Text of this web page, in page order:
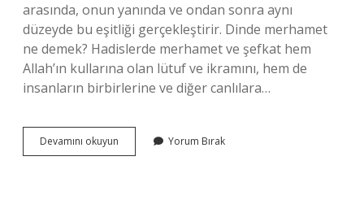
arasında, onun yanında ve ondan sonra aynı
düzeyde bu eşitliği gerçekleştirir. Dinde merhamet
ne demek? Hadislerde merhamet ve şefkat hem
Allah’ın kullarına olan lütuf ve ikramını, hem de
insanların birbirlerine ve diğer canlılara…
Devamını okuyun
Acımak
Yorum Bırak